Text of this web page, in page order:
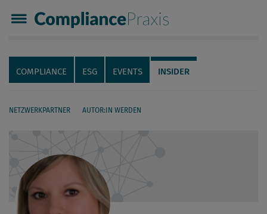
Compliance Praxis
Servicenavigation
Navigation
COMPLIANCE ESG EVENTS INSIDER
NETZWERKPARTNER AUTOR:IN WERDEN